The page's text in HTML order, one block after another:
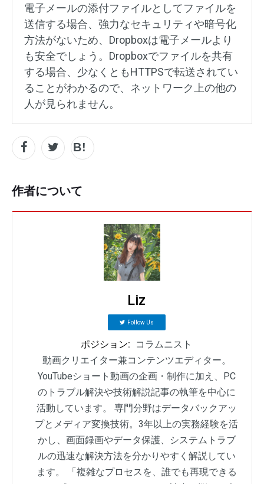
電子メールの添付ファイルとしてファイルを
送信する場合、強力なセキュリティや暗号化
方法がないため、Dropboxは電子メールより
も安全でしょう。Dropboxでファイルを共有
する場合、少なくともHTTPSで転送されてい
ることがわかるので、ネットワーク上の他の
人が見られません。
作者について
Liz
Follow Us
ポジション:
コラムニスト
動画クリエイター兼コンテンツエディター。
YouTubeショート動画の企画・制作に加え、PC
のトラブル解決や技術解説記事の執筆を中心に
活動しています。 専門分野はデータバックアッ
プとメディア変換技術。3年以上の実務経験を活
かし、画面録画やデータ保護、システムトラブ
ルの迅速な解決方法を分かりやすく解説してい
ます。 「複雑なプロセスを、誰でも再現できる